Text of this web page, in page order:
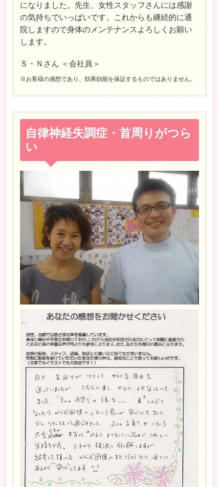
になりました。先生、女性スタッフさんには感謝
の気持ちでいっぱいです。これからも継続的に通
院しますので身体のメンテナンスよろしくお願い
します。
Ｓ・Ｎさん ＜会社員＞
※お客様の感想であり、効果効能を保証するものではありません。
自律神経失調症・首周りがつら
い